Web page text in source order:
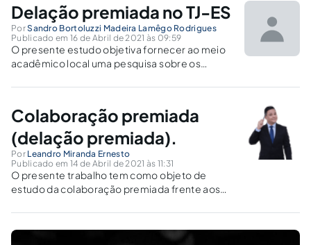
Delação premiada no TJ-ES
PorSandro Bortoluzzi Madeira Lamêgo Rodrigues
Publicado em 16 de Abril de 2021 às 09:59
O presente estudo objetiva fornecer ao meio
acadêmico local uma pesquisa sobre os
com o entendimento do Tribunal de Justiça do
Colaboração premiada
(delação premiada).
Por Leandro Miranda Ernesto
Publicado em 14 de Abril de 2021 às 11:31
O presente trabalho tem como objeto de
estudo da colaboração premiada frente aos
aplicabilidade em nosso ordenamento
jurídico.